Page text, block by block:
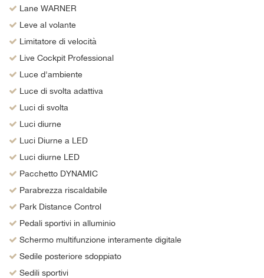
Lane WARNER
Leve al volante
Limitatore di velocità
Live Cockpit Professional
Luce d'ambiente
Luce di svolta adattiva
Luci di svolta
Luci diurne
Luci Diurne a LED
Luci diurne LED
Pacchetto DYNAMIC
Parabrezza riscaldabile
Park Distance Control
Pedali sportivi in ​​alluminio
Schermo multifunzione interamente digitale
Sedile posteriore sdoppiato
Sedili sportivi